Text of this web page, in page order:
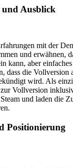
und Ausblick
mit der
und erwähnen,
kann, aber
dass die Vollversion
wird. Als
Vollversion
und laden die
Positionierung